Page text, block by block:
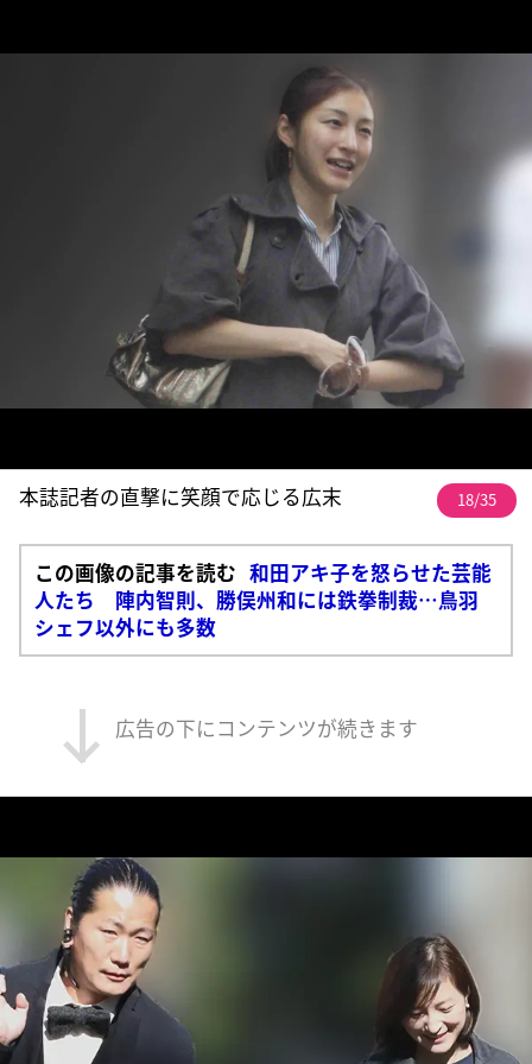
本誌記者の直撃に笑顔で応じる広末 18/35
この画像の記事を読む 和田アキ子を怒らせた芸能
人たち 陣内智則、勝俣州和には鉄拳制裁…鳥羽
シェフ以外にも多数
広告の下にコンテンツが続きます